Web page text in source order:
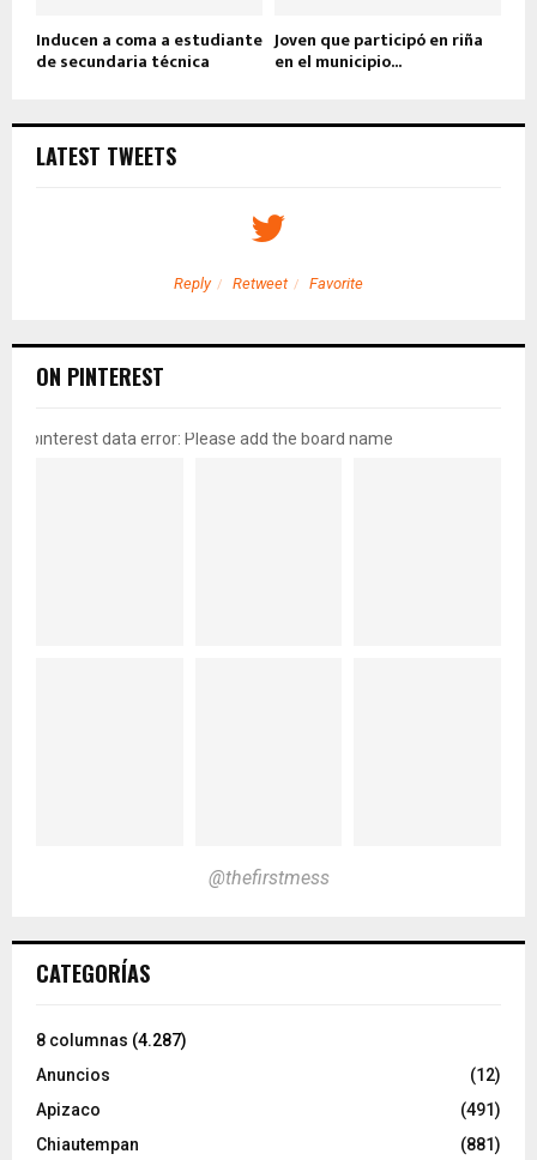
Inducen a coma a estudiante
de secundaria técnica
Joven que participó en riña
en el municipio...
LATEST TWEETS
Reply Retweet Favorite
ON PINTEREST
pinterest data error: Please add the board name
@thefirstmess
CATEGORÍAS
8 columnas (4.287)
Anuncios
(12)
Apizaco
(491)
Chiautempan
(881)